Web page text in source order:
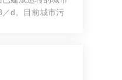
d。目前城市污